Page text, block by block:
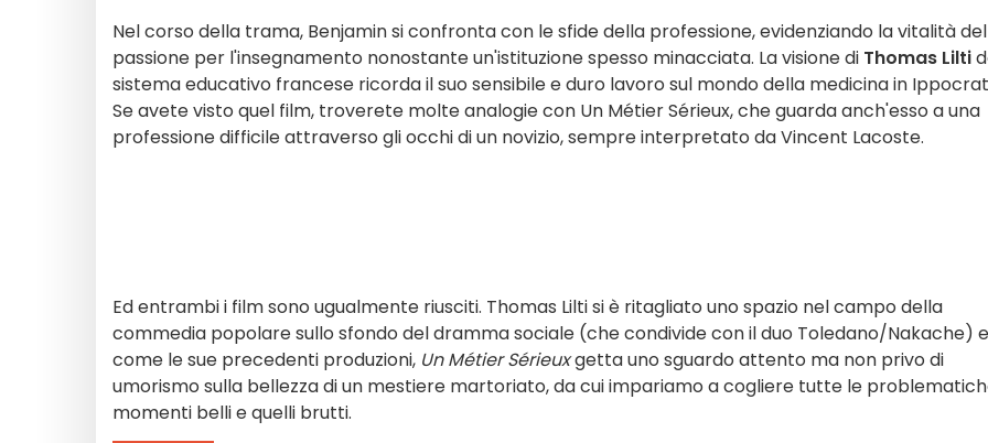
Nel corso della trama, Benjamin si confronta con le sfide della professione, evidenziando la vitalità
passione per l'insegnamento nonostante un'istituzione spesso minacciata. La visione di Thomas Lilti
sistema educativo francese ricorda il suo sensibile e duro lavoro sul mondo della medicina in
Se avete visto quel film, troverete molte analogie con Un Métier Sérieux, che guarda anch'esso a una
professione difficile attraverso gli occhi di un novizio, sempre interpretato da Vincent Lacoste.
Ed entrambi i film sono ugualmente riusciti. Thomas Lilti si è ritagliato uno spazio nel campo della
commedia popolare sullo sfondo del dramma sociale (che condivide con il duo Toledano/Nakache)
come le sue precedenti produzioni, Un Métier Sérieuxgetta uno sguardo attento ma non privo di
umorismo sulla bellezza di un mestiere martoriato, da cui impariamo a cogliere tutte le
momenti belli e quelli brutti.